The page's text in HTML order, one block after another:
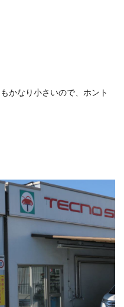
かなり小さいので、ホント